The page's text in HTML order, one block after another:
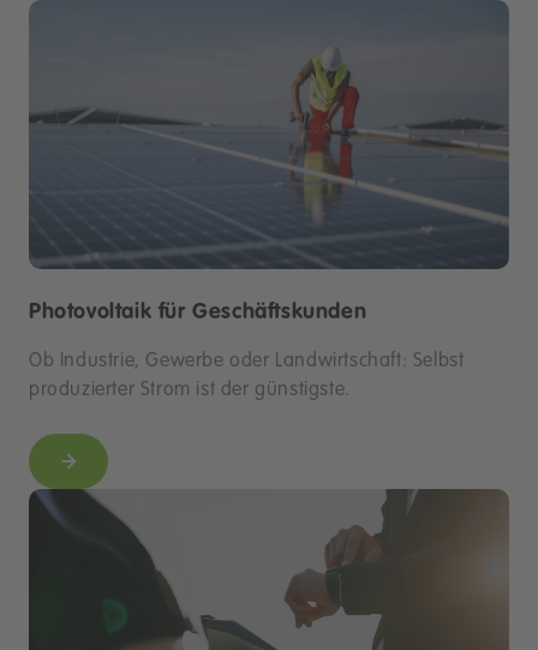
Photovoltaik für Geschäftskunden
Ob Industrie, Gewerbe oder Landwirtschaft: Selbst
produzierter Strom ist der günstigste.